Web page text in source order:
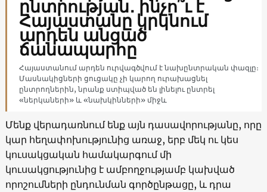
ընտրության․ ինչո՞ւ է
Հայաստանը կրկնում
արդեն անցած
ճանապարհը
Հայաստանում արդեն ուրվագծվում է նախընտրական փազլը։
Մասնակիցների ցուցակը չի կարող ուրախացնել
ընտրողներին, նրանք ստիպված են լինելու ընտրել
«ներկաների» և «նախկինների» միջև
Մենք վերադառնում ենք այն դասավորությանը, որը
կար հեղափոխությունից առաջ, երբ մեկ ու կես
կուսակցական համակարգում մի
կուսակցությունից է ամբողջությամբ կախված
որոշումների ընդունման գործընթացը, և դրա